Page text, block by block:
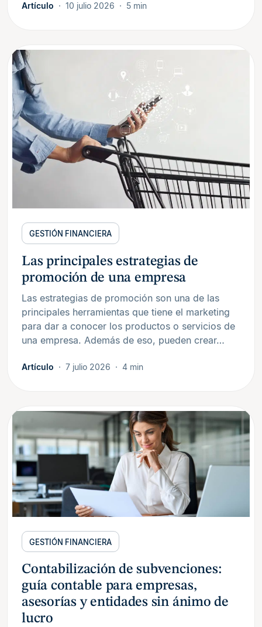
Artículo 10 julio 2026 5 min
GESTIÓN FINANCIERA
Las principales estrategias de
promoción de una empresa
Las estrategias de promoción son una de las
principales herramientas que tiene el marketing
para dar a conocer los productos o servicios de
una empresa. Además de eso, pueden crear…
Artículo 7 julio 2026 4 min
GESTIÓN FINANCIERA
Contabilización de subvenciones:
guía contable para empresas,
asesorías y entidades sin ánimo de
lucro